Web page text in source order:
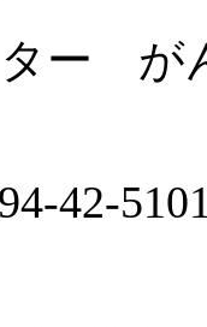
ー が
42-